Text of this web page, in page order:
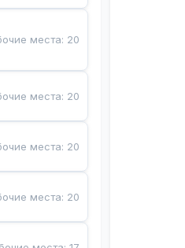
места: 20
места: 20
места: 20
места: 20